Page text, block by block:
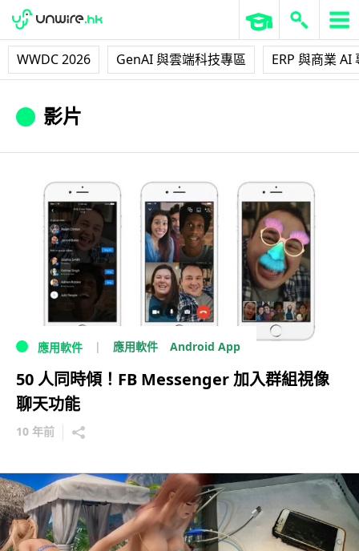
WWDC 2026 GenAI 與雲端科技專區 ERP 與商業 AI
影片
應用軟件 應用軟件 Android App
50 人同時傾！FB Messenger 加入群組視像
聊天功能
10 年前